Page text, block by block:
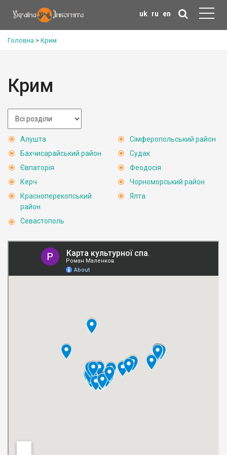
uk ru en
Головна > Крим
Крим
Алушта
Бахчисарайський район
Євпаторія
Керч
Красноперекопський
район
Севастополь
Сімферопольський район
Судак
Феодосія
Чорноморський район
Ялта